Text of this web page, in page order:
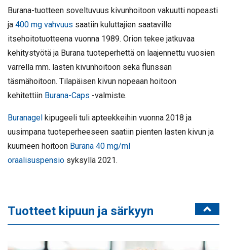
Burana-tuotteen soveltuvuus kivunhoitoon vakuutti nopeasti
ja 400 mg vahvuus saatiin kuluttajien saataville
itsehoitotuotteena vuonna 1989. Orion tekee jatkuvaa
kehitystyötä ja Burana tuoteperhettä on laajennettu vuosien
varrella mm. lasten kivunhoitoon sekä flunssan
täsmähoitoon. Tilapäisen kivun nopeaan hoitoon
kehitettiin Burana-Caps -valmiste.
Buranagel kipugeeli tuli apteekkeihin vuonna 2018 ja
uusimpana tuoteperheeseen saatiin pienten lasten kivun ja
kuumeen hoitoon Burana 40 mg/ml
oraalisuspensio syksyllä 2021.
Tuotteet kipuun ja särkyyn